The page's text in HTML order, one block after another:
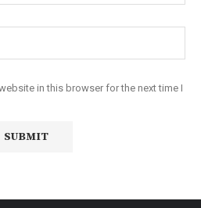
in this browser for the next time I